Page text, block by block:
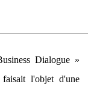
Dialogue »
l'objet d'une